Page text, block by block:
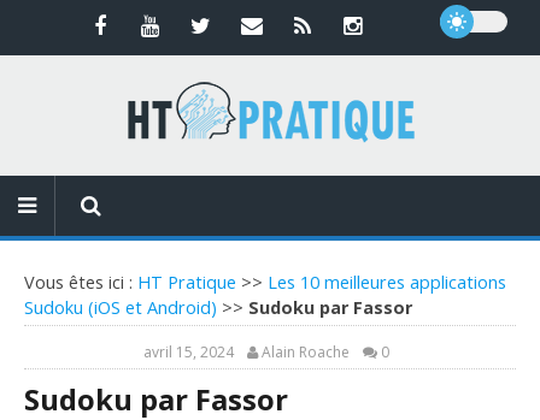
Vous êtes ici : HT Pratique >> Les 10 meilleures applications
Sudoku (iOS et Android) >> Sudoku par Fassor
avril 15, 2024 Alain Roache 0
Sudoku par Fassor